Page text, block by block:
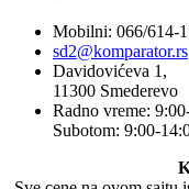
Mobilni: 066/614-
sd2@komparator.rs
Davidovićeva 1,
11300 Smederevo
Radno vreme:
Subotom: 9:00-